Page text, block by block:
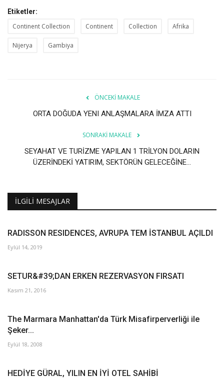
Etiketler:
Continent Collection Continent Collection Afrika
Nijerya Gambiya
ÖNCEKI MAKALE
ORTA DOĞUDA YENI ANLAŞMALARA İMZA ATTI
SONRAKI MAKALE
SEYAHAT VE TURİZME YAPILAN 1 TRİLYON DOLARIN
ÜZERİNDEKİ YATIRIM, SEKTÖRÜN GELECEĞİNE...
İLGILI MESAJLAR
RADISSON RESIDENCES, AVRUPA TEM İSTANBUL AÇILDI
Eylül 14, 2019
SETUR&#39;DAN ERKEN REZERVASYON FIRSATI
Kasım 21, 2016
The Marmara Manhattan'da Türk Misafirperverliği ile
Şeker...
Eylül 18, 2008
HEDİYE GÜRAL, YILIN EN İYİ OTEL SAHİBİ